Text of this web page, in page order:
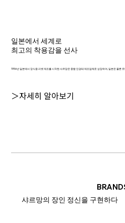
일본에서 세계로
최고의 착용감을 선사
1956년 일본에서 장식용 리벳 제조를 시작한 샤르망은 종합 안경테 제조업체로 성장하여, 일본은 물론
＞자세히 알아보기
샤르망의 장인 정신을 구현하다